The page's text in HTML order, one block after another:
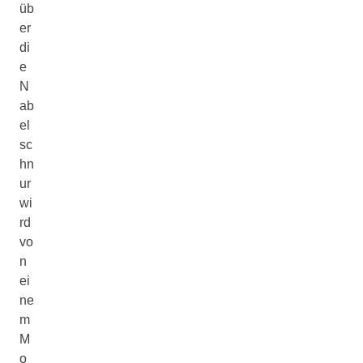
üb
er
di
e
N
ab
el
sc
hn
ur
wi
rd
vo
n
ei
ne
m
M
o